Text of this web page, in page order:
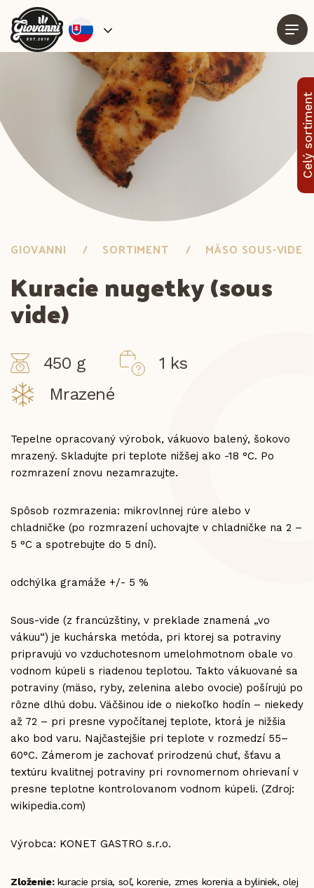
Celý sortiment
GIOVANNI SORTIMENT MÄSO SOUS-VIDE
Kuracie nugetky (sous
vide)
450 g
1 ks
Mrazené
Tepelne opracovaný výrobok, vákuovo balený, šokovo
mrazený. Skladujte pri teplote nižšej ako -18 °C. Po
rozmrazení znovu nezamrazujte.
Spôsob rozmrazenia: mikrovlnnej rúre alebo v
chladničke (po rozmrazení uchovajte v chladničke na 2 –
5 °C a spotrebujte do 5 dní).
odchýlka gramáže +/- 5 %
Sous-vide (z francúzštiny, v preklade znamená „vo
vákuu“) je kuchárska metóda, pri ktorej sa potraviny
pripravujú vo vzduchotesnom umelohmotnom obale vo
vodnom kúpeli s riadenou teplotou. Takto vákuované sa
potraviny (mäso, ryby, zelenina alebo ovocie) pošírujú po
rôzne dlhú dobu. Väčšinou ide o niekoľko hodín – niekedy
až 72 – pri presne vypočítanej teplote, ktorá je nižšia
ako bod varu. Najčastejšie pri teplote v rozmedzí 55–
60°C. Zámerom je zachovať prirodzenú chuť, šťavu a
textúru kvalitnej potraviny pri rovnomernom ohrievaní v
presne teplotne kontrolovanom vodnom kúpeli. (Zdroj:
wikipedia.com)
Výrobca: KONET GASTRO s.r.o.
Zloženie:kuracie prsia, soľ, korenie, zmes korenia a byliniek, olej